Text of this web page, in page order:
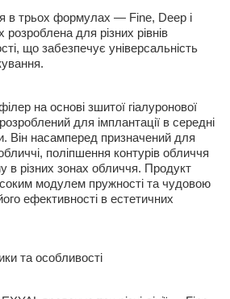
в трьох формулах — Fine, Deep і
для різних рівнів
що забезпечує універсальність
на основі зшитої гіалуронової
для імплантації в середні
Він насамперед призначений для
поліпшення контурів обличчя
в різних зонах обличчя. Продукт
модулем пружності та чудовою
ефективності в естетичних
та особливості